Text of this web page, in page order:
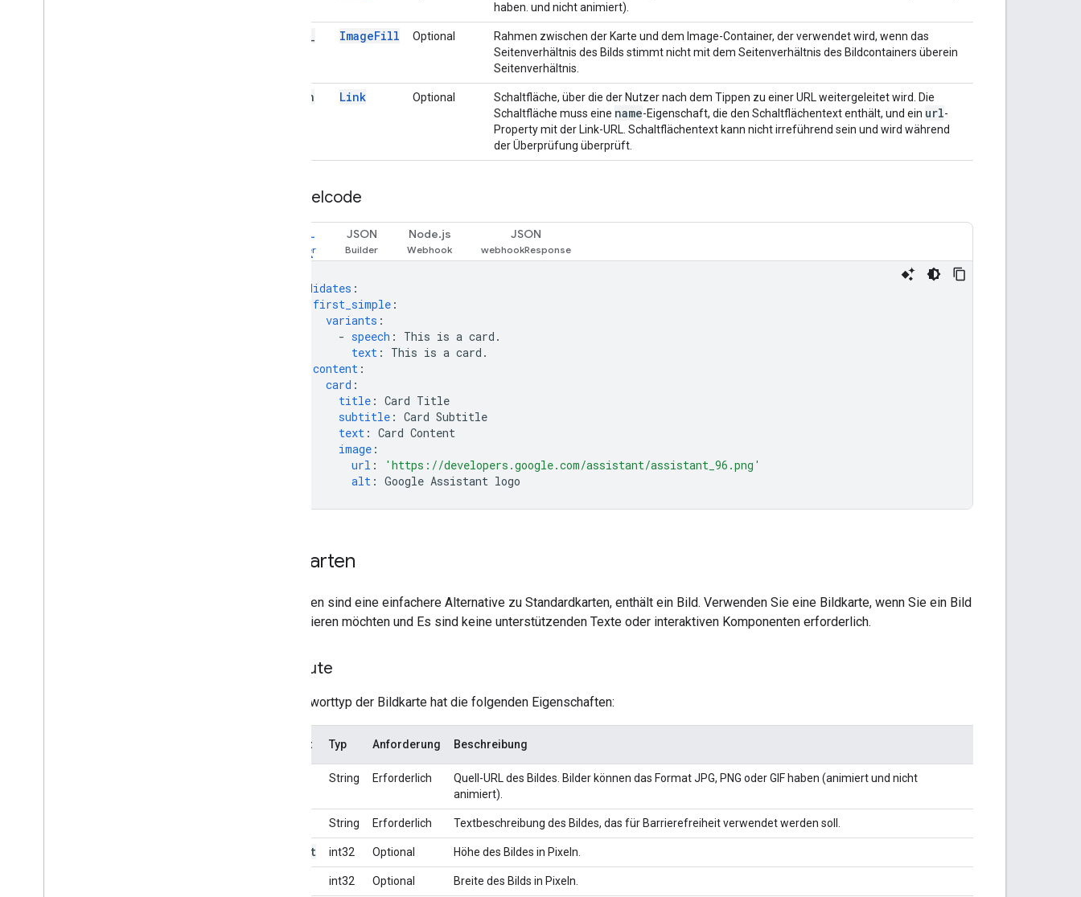
haben. und nicht animiert).
ImageFill Optional
Rahmen zwischen der Karte und dem Image-Container, der verwendet wird, wenn das
Seitenverhältnis des Bilds stimmt nicht mit dem Seitenverhältnis des Bildcontainers überein
Seitenverhältnis.
button Link Optional
Schaltfläche, über die der Nutzer nach dem Tippen zu einer URL weitergeleitet wird. Die
Schaltfläche muss eine name-Eigenschaft, die den Schaltflächentext enthält, und ein url-
Property mit der Link-URL. Schaltflächentext kann nicht irreführend sein und wird während
der Überprüfung überprüft.
Beispielcode
YAML JSON Node.js JSON
candidates :
first_simple :
variants :
- speech :
This is a card.
text :
This is a card.
content :
card :
title : Card Title
subtitle : Card Subtitle
text : Card Content
image :
url :
'https://developers.google.com/assistant/assistant_96.png'
alt : Google Assistant logo
Bildkarten
Bildkarten sind eine einfachere Alternative zu Standardkarten, enthält ein Bild. Verwenden Sie eine Bildkarte, wenn Sie ein Bild
präsentieren möchten und Es sind keine unterstützenden Texte oder interaktiven Komponenten erforderlich.
Attribute
Der Antworttyp der Bildkarte hat die folgenden Eigenschaften:
Attribut Typ Anforderung Beschreibung
String Erforderlich
Quell-URL des Bildes. Bilder können das Format JPG, PNG oder GIF haben (animiert und nicht
animiert).
String Erforderlich Textbeschreibung des Bildes, das für Barrierefreiheit verwendet werden soll.
height int32 Optional Höhe des Bildes in Pixeln.
int32 Optional Breite des Bilds in Pixeln.